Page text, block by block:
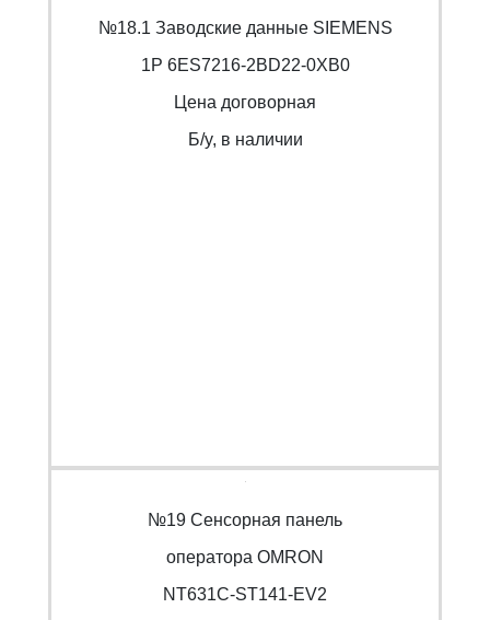
№18.1 Заводские данные SIEMENS
1P 6ES7216-2BD22-0XB0
Цена договорная
Б/y, в наличии
№19 Сенсорная панель
оператора OMRON
NT631C-ST141-EV2